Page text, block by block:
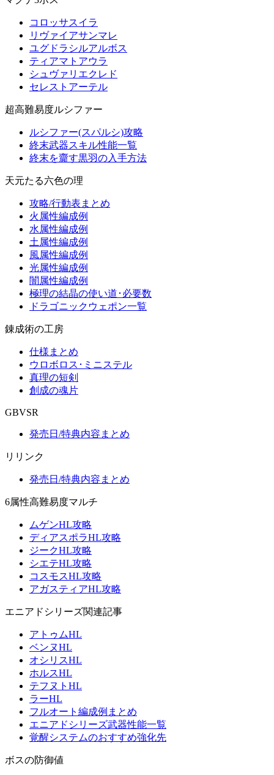
コロッサスイラ
リヴァイアサンマレ
ユグドラシルアルボス
ティアマトアウラ
シュヴァリエクレド
セレストアーテル
超高難易度ルシファー
ルシファー(スパルシ)攻略
終末武器スキル性能一覧
終末を齎す黒羽の入手方法
天元たる六色の理
攻略/行動表まとめ
火属性編成例
水属性編成例
土属性編成例
風属性編成例
光属性編成例
闇属性編成例
極理の結晶の使い道･必要数
ドラゴニックウェポン一覧
錬成術の工房
仕様まとめ
ウロボロス･ミニステル
真理の短剣
創成の魂片
GBVSR
発売日/特典内容まとめ
リリンク
発売日/特典内容まとめ
6属性高難易度マルチ
ムゲンHL攻略
ディアスポラHL攻略
ジークHL攻略
シエテHL攻略
コスモスHL攻略
アガスティアHL攻略
エニアドシリーズ関連記事
アトゥムHL
ベンヌHL
オシリスHL
ホルスHL
テフヌトHL
ラーHL
フルオート編成例まとめ
エニアドシリーズ武器性能一覧
覚醒システムのおすすめ強化先
ボスの防御値